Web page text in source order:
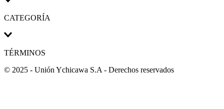
CATEGORÍA
TÉRMINOS
© 2025 - Unión Ychicawa S.A - Derechos reservados